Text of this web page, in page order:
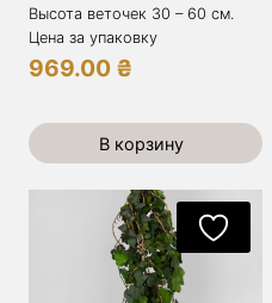
Высота веточек 30 – 60 см.
Цена за упаковку
969.00 ₴
В корзину